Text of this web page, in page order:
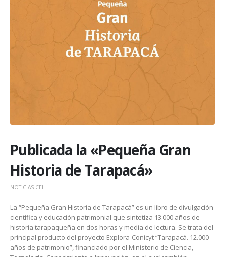
Publicada la «Pequeña Gran
Historia de Tarapacá»
NOTICIAS CEH
La “Pequeña Gran Historia de Tarapacá” es un libro de divulgación
científica y educación patrimonial que sintetiza 13.000 años de
historia tarapaqueña en dos horas y media de lectura. Se trata del
principal producto del proyecto Explora-Conicyt “Tarapacá. 12.000
años de patrimonio”, financiado por el Ministerio de Ciencia,